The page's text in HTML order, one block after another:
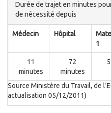
Durée de trajet en minutes
de nécessité depuis
Médecin Hôpital
1
11
minutes
72
minutes
Source Ministère du Travail, de
actualisation 05/12/2011)